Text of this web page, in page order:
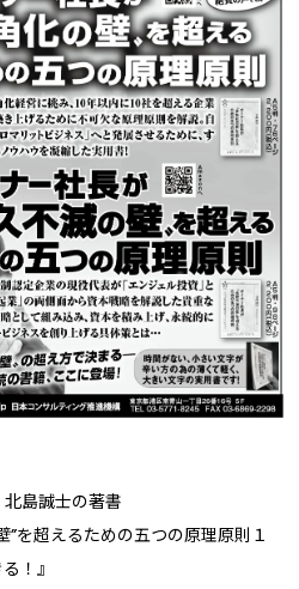
島誠士の著書
を超えるための五つの原理原則――１
！』